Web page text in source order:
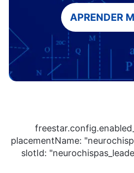
APRENDER
placementName:
slotId: